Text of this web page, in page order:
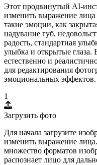
Этот продвинутый AI-
изменить выражение
такие эмоции, как
надувание губ,
радость, стандартная
улыбка и открытые глаза.
естественно и
для редактирования
эмоциональных эффектов.
1
Загрузить фото
Для начала загрузите
изменить выражение
множество форматов
распознает лицо для